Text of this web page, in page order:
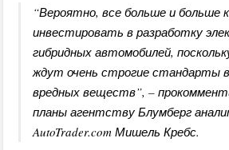
“Вероятно, все больше и больше
инвестировать в разработку
гибридных автомобилей,
ждут очень строгие стандарты
вредных веществ”, –
планы агентству Блумберг
AutoTrader.com Мишель Кребс.